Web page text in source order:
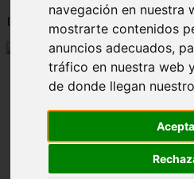
navegación en nuestra
mostrarte contenidos
anuncios adecuados,
tráfico en nuestra web
de donde llegan
📅 12/08/2025